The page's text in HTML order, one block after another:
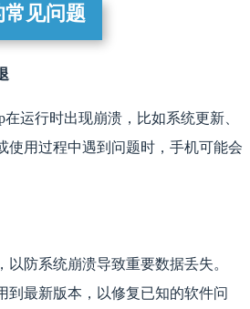
见问题
在运行时出现崩溃，比如系统更新、
使用过程中遇到问题时，手机可能会
以防系统崩溃导致重要数据丢失。
到最新版本，以修复已知的软件问